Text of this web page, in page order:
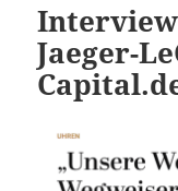
Jaeger-